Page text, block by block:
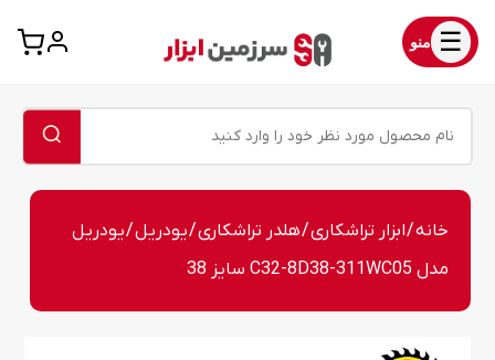
☰ منو
خانه/ابزار تراشکاری/هلدر تراشکاری/یودریل/ یودریل
مدل C32-8D38-311WC05 سایز 38